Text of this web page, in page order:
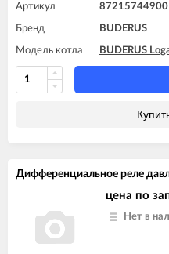
Артикул 87215744900
Бренд BUDERUS
Модель котла BUDERUS
Дифференциальное реле
цена по
Нет в